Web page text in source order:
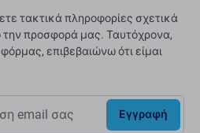
τακτικά πληροφορίες σχετικά
προσφορά μας. Ταυτόχρονα,
επιβεβαιώνω ότι είμαι
Εγγραφή